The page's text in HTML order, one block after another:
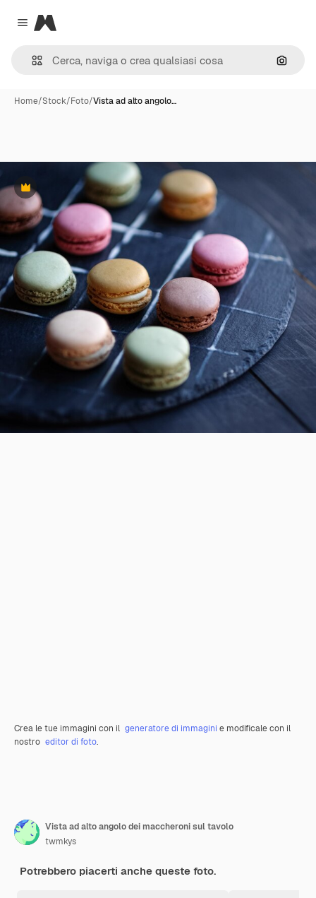
Close menu
Magnific
Cerca
Home/Stock/Foto/Vista ad alto angolo…
Premium
Crea le tue immagini con il generatore di immagini e modificale con il
nostro editor di foto.
Vista ad alto angolo dei maccheroni sul tavolo
twmkys
Potrebbero piacerti anche queste foto.